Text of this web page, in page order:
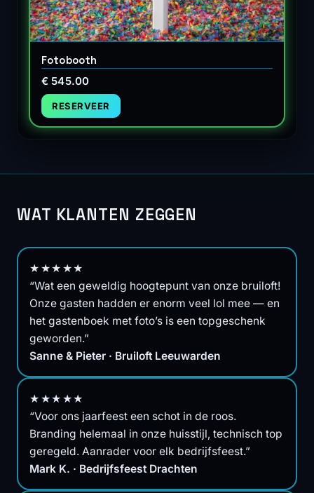
Fotobooth
€ 545.00
RESERVEER
WAT KLANTEN ZEGGEN
★★★★★
“Wat een geweldig hoogtepunt van onze bruiloft!
Onze gasten hadden er enorm veel lol mee — en
het gastenboek met foto’s is een topgeschenk
geworden.”
Sanne & Pieter · Bruiloft Leeuwarden
★★★★★
“Voor ons jaarfeest een schot in de roos.
Branding helemaal in onze huisstijl, technisch top
geregeld. Aanrader voor elk bedrijfsfeest.”
Mark K. · Bedrijfsfeest Drachten